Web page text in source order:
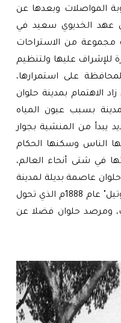
المواصلات وبعدها عن
عهد الخديوي سعيد في
تم إقامة مجموعة من الاستراحات
للإشراف عليها ولتنظيم
على استمرارها،
الاهتمام بمدينة حلوان
بسبب عيون المياه
يبدأ من المنشية بجوار
الناس وسكنها الحكام
في شتى أنحاء العالم،
عاصمة بديلة لمدينة
القاهرة وشيد فيها فندق "جراند أوتيل" عام 1888م الذي تحول
ومرصد حلوان فضلا عن